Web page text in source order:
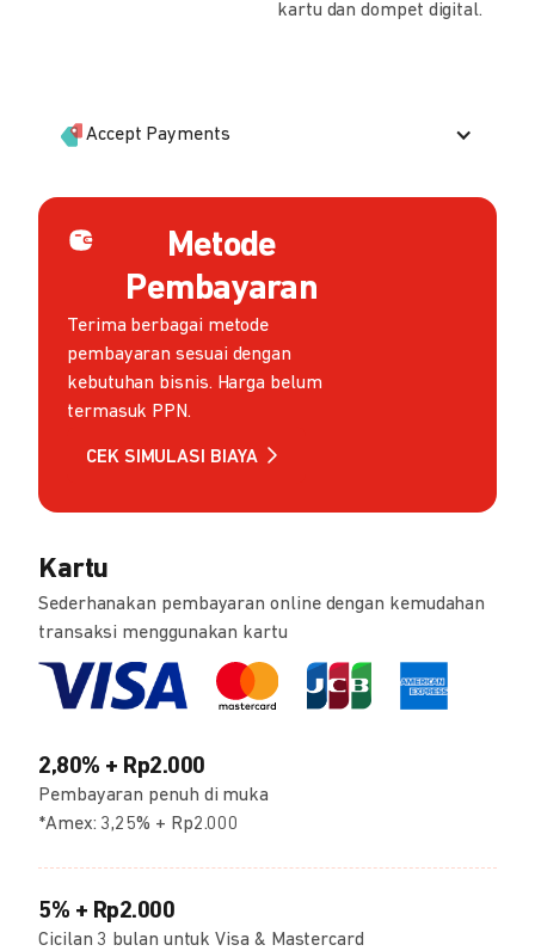
kartu dan dompet digital.
Accept Payments
Metode
Pembayaran
Terima berbagai metode
pembayaran sesuai dengan
kebutuhan bisnis. Harga belum
termasuk PPN.
CEK SIMULASI BIAYA
Kartu
Sederhanakan pembayaran online dengan kemudahan
transaksi menggunakan kartu
2,80% + Rp2.000
Pembayaran penuh di muka
*Amex: 3,25% + Rp2.000
5% + Rp2.000
Cicilan 3 bulan untuk Visa & Mastercard